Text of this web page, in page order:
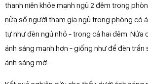
thanh niên khỏe mạnh ngủ 2 đêm trong
nửa số người tham gia ngủ trong phòng có
tự như đèn ngủ nhỏ - trong cả hai đêm. Nửa
ánh sáng mạnh hơn - giống như để đèn trần
ánh sáng mờ.